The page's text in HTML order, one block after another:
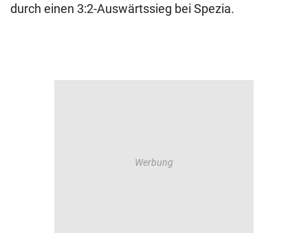
durch einen 3:2-Auswärtssieg bei Spezia.